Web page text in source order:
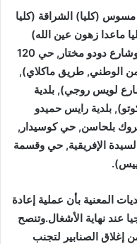
مسوس (كليا) الشراقة (كليا
ماعدا زهون عين الله)
بلدية بن عكنون (كليا ماعدا حي مالكي وشارع دودو مختار, حي 120
الوطني, طريق ماكلاي),
لويس روجي), بلدية
بلدية رايس حميدو
بلحاسن, حي كوسيدار,
السيدة الإفريقية, حي وقسمة
المعنية بأن عملية إعادة
عند نهاية الأشغال.وتنصح
إغلاق الصنابير لتجنب